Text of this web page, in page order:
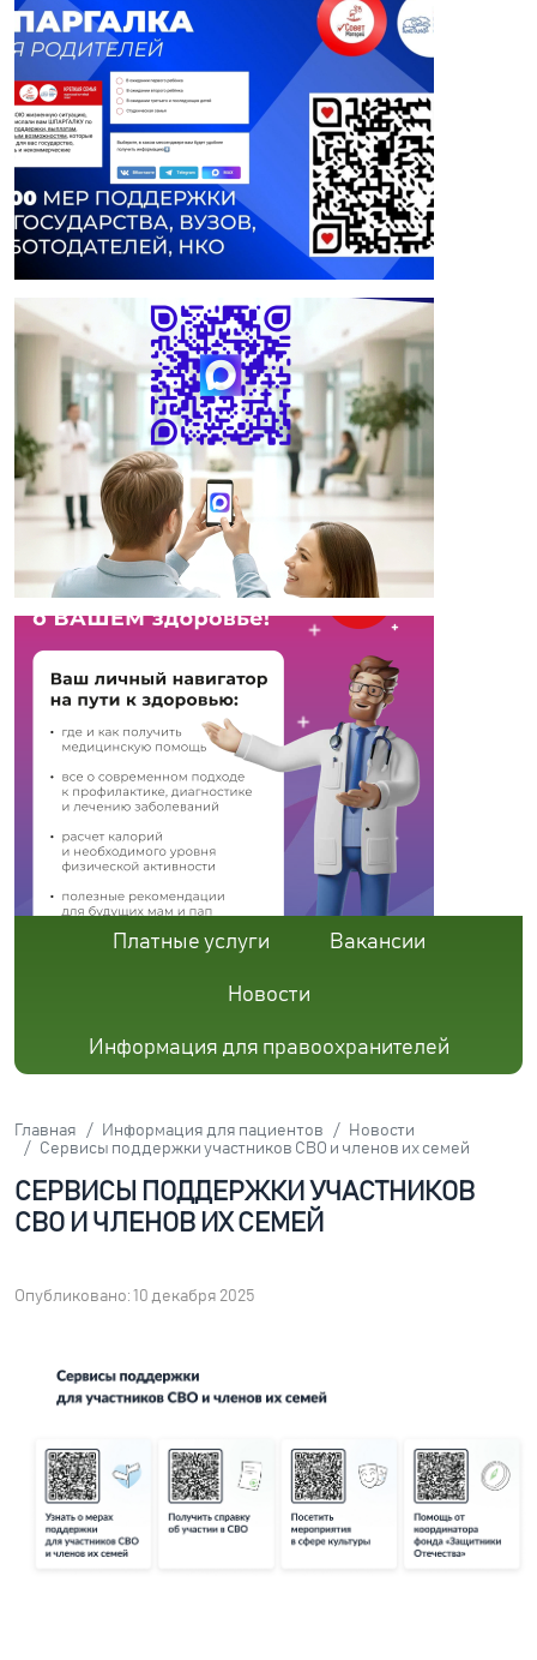
Платные услуги Вакансии
Новости
Информация для правоохранителей
Главная Информация для пациентов
Новости
Сервисы поддержки участников СВО и членов их семей
СЕРВИСЫ ПОДДЕРЖКИ УЧАСТНИКОВ
СВО И ЧЛЕНОВ ИХ СЕМЕЙ
Опубликовано: 10 декабря 2025